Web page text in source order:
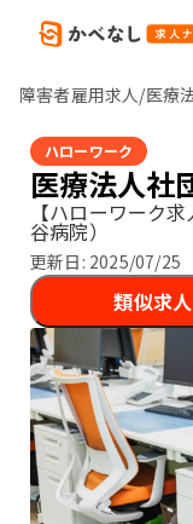
障害者雇用求人/医療
ハローワーク
医療法人
【ハローワーク
谷病院）
更新日: 2025/07/25
類似求